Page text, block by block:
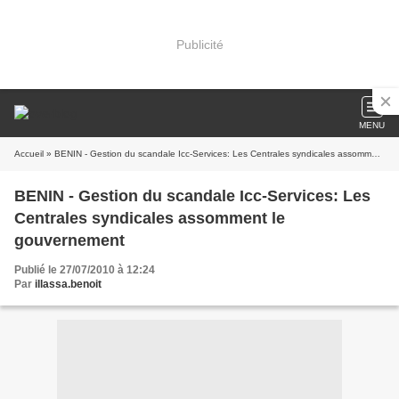
Publicité
MENU
Accueil » BENIN - Gestion du scandale Icc-Services: Les Centrales syndicales assomment le gouvernement
BENIN - Gestion du scandale Icc-Services: Les
Centrales syndicales assomment le
gouvernement
Publié le 27/07/2010 à 12:24
Par illassa.benoit